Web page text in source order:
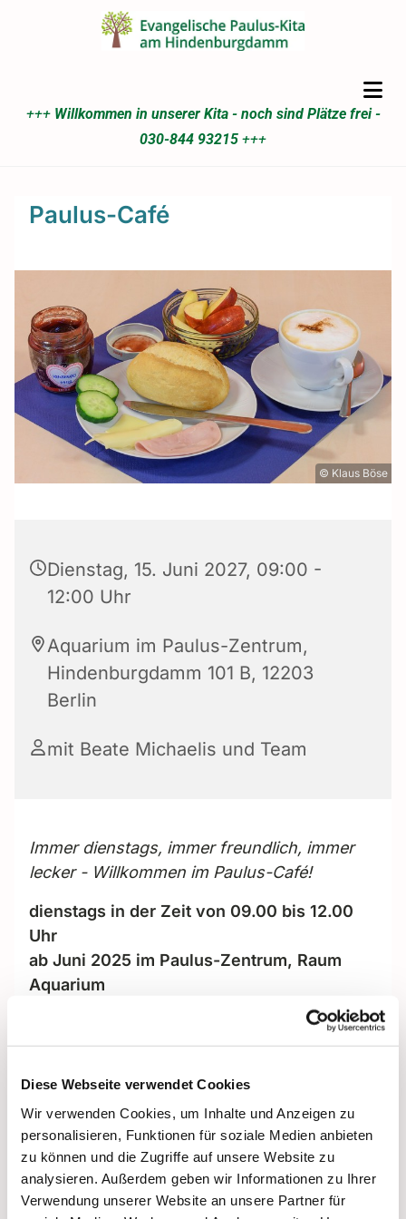
Diese Webseite verwendet Cookies
Wir verwenden Cookies, um Inhalte und Anzeigen zu
personalisieren, Funktionen für soziale Medien anbieten
zu können und die Zugriffe auf unsere Website zu
analysieren. Außerdem geben wir Informationen zu Ihrer
Verwendung unserer Website an unsere Partner für
+++ Willkommen in unserer Kita - noch sind Plätze frei -
030-844 93215 +++
Paulus-Café
© Klaus Böse
Dienstag, 15. Juni 2027, 09:00 -
12:00 Uhr
Aquarium im Paulus-Zentrum,
Hindenburgdamm 101 B, 12203
Berlin
mit Beate Michaelis und Team
Immer dienstags, immer freundlich, immer
lecker - Willkommen im Paulus-Café!
dienstags in der Zeit von 09.00 bis 12.00
Uhr
ab Juni 2025 im Paulus-Zentrum, Raum
Aquarium
... mit leckeren Kaffeespezialitäten und
natürlich auch Tee und Säften. Ab 9.30 Uhr
gibt es ein kleines Frühstückangebot in
gemütlicher Atmosphäre, und besonders
stolz sind wir auf unseren frischen, mit